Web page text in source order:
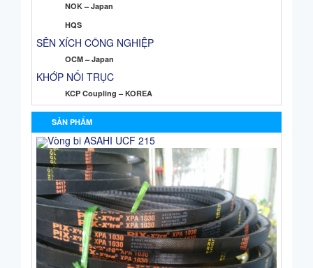
NOK – Japan
HQS
SÊN XÍCH CÔNG NGHIỆP
OCM – Japan
KHỚP NỐI TRỤC
KCP Coupling – KOREA
SẢN PHẨM
Vòng bi ASAHI UCF 215